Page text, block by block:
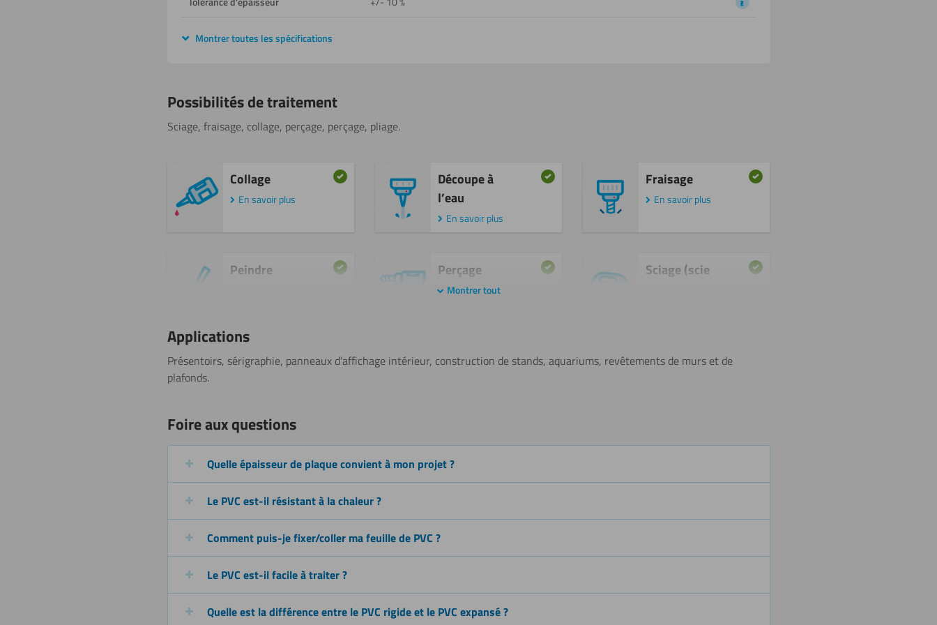
Montrer toutes les spécifications
Possibilités de traitement
Sciage, fraisage, collage, perçage, perçage, pliage.
Collage
En savoir plus
Découpe à
l’eau
En savoir plus
Fraisage
En savoir plus
Peindre Perçage
En savoir plus
Sciage (scie
Sciage (scie
Gravure Lettrage
Plier (à
chaud)
Découpe au
laser
Découper
froid)
Soudage Tournage
Montrer tout
Applications
Présentoirs, sérigraphie, panneaux d’affichage intérieur, construction de stands, aquariums, revêtements de murs et de
plafonds.
Foire aux questions
Quelle épaisseur de plaque convient à mon projet ?
Le PVC est-il résistant à la chaleur ?
Comment puis-je fixer/coller ma feuille de PVC ?
Le PVC est-il facile à traiter ?
Quelle est la différence entre le PVC rigide et le PVC expansé ?